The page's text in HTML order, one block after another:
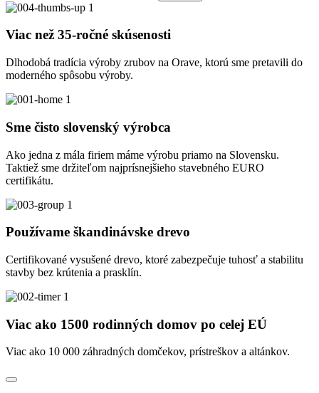
Viac než 35-ročné skúsenosti
Dlhodobá tradícia výroby zrubov na Orave, ktorú sme pretavili do
moderného spôsobu výroby.
Sme čisto slovenský výrobca
Ako jedna z mála firiem máme výrobu priamo na Slovensku.
Taktiež sme držiteľom najprísnejšieho stavebného EURO
certifikátu.
Používame škandinávske drevo
Certifikované vysušené drevo, ktoré zabezpečuje tuhosť a stabilitu
stavby bez krútenia a prasklín.
Viac ako 1500 rodinných domov po celej EÚ
Viac ako 10 000 záhradných domčekov, prístreškov a altánkov.